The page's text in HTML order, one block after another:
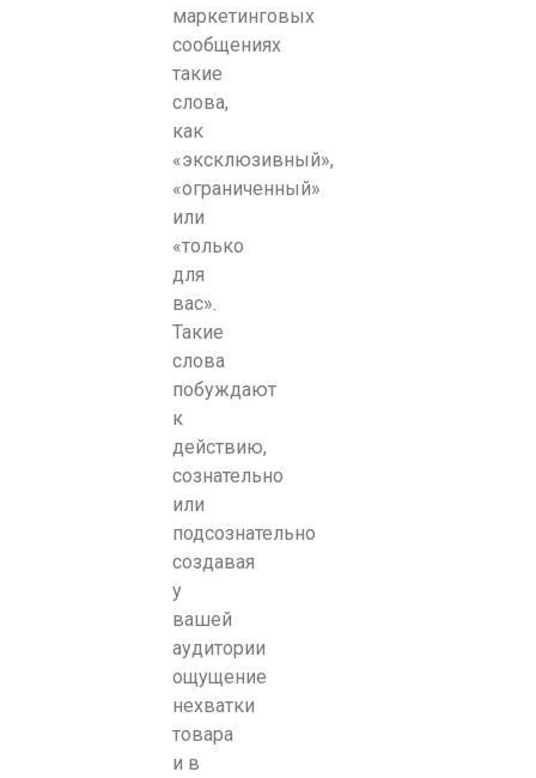
маркетинговых
сообщениях
такие
слова,
как
«эксклюзивный»,
«ограниченный»
или
«только
для
вас».
Такие
слова
побуждают
к
действию,
сознательно
или
подсознательно
создавая
у
вашей
аудитории
ощущение
нехватки
товара
и в